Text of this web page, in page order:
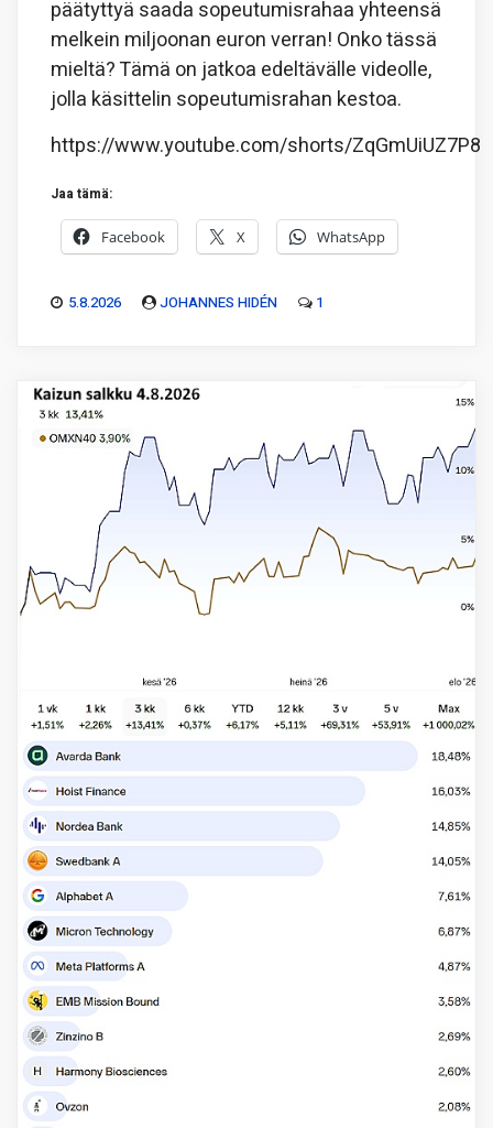
päätyttyä saada sopeutumisrahaa yhteensä
melkein miljoonan euron verran! Onko tässä
mieltä? Tämä on jatkoa edeltävälle videolle,
jolla käsittelin sopeutumisrahan kestoa.
https://www.youtube.com/shorts/ZqGmUiUZ7P8
Jaa tämä:
Facebook X WhatsApp
5.8.2026 JOHANNES HIDÉN 1